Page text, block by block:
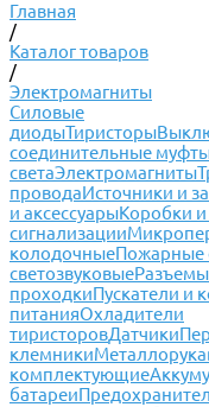
Главная
/
Каталог товаров
/
Электромагниты
Силовые
диодыТиристоры
соединительные
светаЭлектромагниты
проводаИсточники и
и аксессуарыКоробки
сигнализации
колодочныеПожарные
светозвуковыеРазъемы
проходкиПускатели и
питанияОхладители
тиристоровДатчики
клемники
комплектующие
батареи